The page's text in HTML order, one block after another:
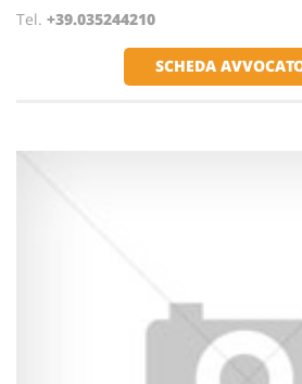
Tel. +39.035244210
SCHEDA